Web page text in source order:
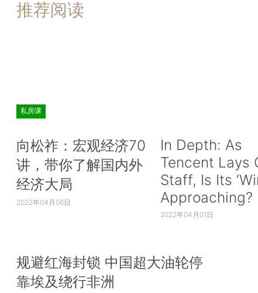
推荐阅读
私房课
向松祚：宏观经济70
讲，带你了解国内外
经济大局
2022年04月06日
In Depth: As
Tencent Lays
Staff, Is Its
Approaching?
2022年04月01日
规避红海封锁 中国超大油轮停
靠埃及绕行非洲